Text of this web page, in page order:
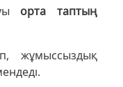
орта таптың
жұмыссыздық